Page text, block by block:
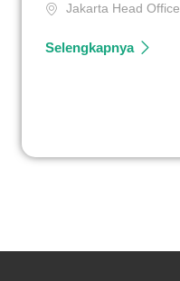
Jakarta Head Office
Selengkapnya